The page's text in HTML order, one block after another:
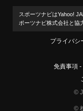
スポーツナビはYahoo!
ポーツナビ株式会社と協
プライバシ
免責事項
©
©